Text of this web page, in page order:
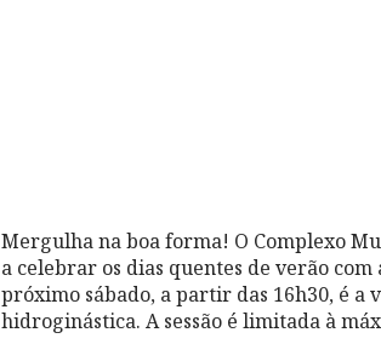
Mergulha na boa forma! O Complexo
a celebrar os dias quentes de verão
próximo sábado, a partir das 16h30, é a
hidroginástica. A sessão é limitada à